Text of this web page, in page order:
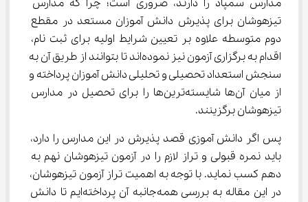
مدارس سمپاد را دارند، ضروری است؛ چرا که مدارس
تیزهوشان برای پذیرش دانش آموزان مستعد در مقطع
دوم متوسطه علاوه بر تعیین شرایط اولیه برای ثبت نام،
اقدام به برگزاری آزمون نیز نموده‌اند تا بتوانند از طریق آن به
سنجش استعداد تحصیلی و تحلیلی دانش آموزان پرداخته و
از میان آن‌ها شایسته‌ترین‌ها را برای تحصیل در مدارس
تیزهوشان برگزینند.
پس اگر دانش آموزی قصد پذیرش در این مدارس را دارد،
باید نمره قبولی و تراز لازم را در آزمون تیزهوشان نهم به
دهم کسب نماید. با توجه به اهمیت تراز آزمون تیزهوشان،
در این مقاله به بررسی همه‌جانبه آن پرداخته‌ایم تا دانش